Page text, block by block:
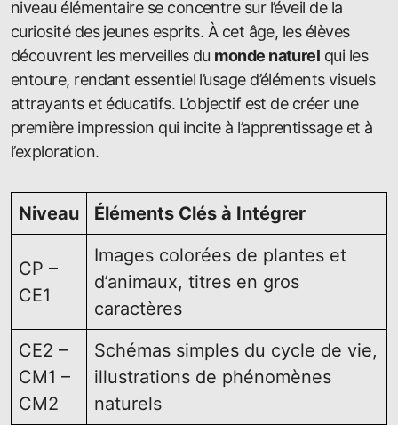
niveau élémentaire se concentre sur l’éveil de la
curiosité des jeunes esprits. À cet âge, les élèves
découvrent les merveilles du monde naturel qui les
entoure, rendant essentiel l’usage d’éléments visuels
attrayants et éducatifs. L’objectif est de créer une
première impression qui incite à l’apprentissage et à
l’exploration.
Niveau Éléments Clés à Intégrer
CP –
CE1
Images colorées de plantes et
d’animaux, titres en gros
caractères
CE2 –
CM1 –
CM2
Schémas simples du cycle de vie,
illustrations de phénomènes
naturels